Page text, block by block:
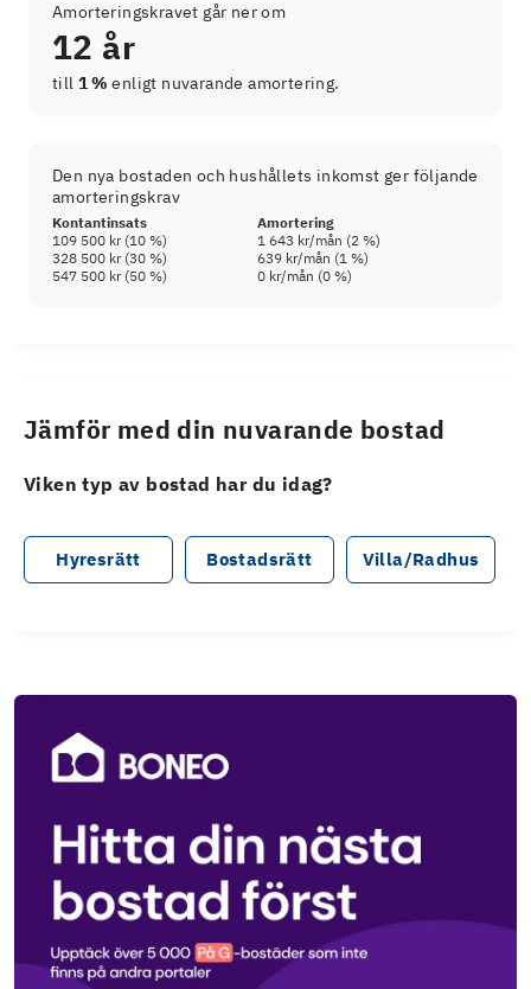
Amorteringskravet går ner om
12 år
till 1 % enligt nuvarande amortering.
Den nya bostaden och hushållets inkomst ger följande
amorteringskrav
Kontantinsats
Amortering
109 500 kr(10 %) 1 643 kr/mån (2 %)
328 500 kr(30 %) 639 kr/mån (1 %)
547 500 kr(50 %) 0 kr/mån (0 %)
Jämför med din nuvarande bostad
Viken typ av bostad har du idag?
Hyresrätt Bostadsrätt Villa/Radhus